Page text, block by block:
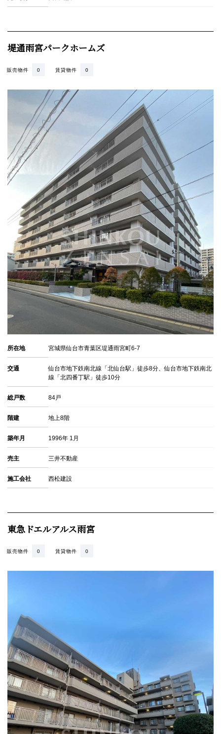
堤通雨宮パークホームズ
賃貸物件 0
販売物件 0
所在地 宮城県仙台市青葉区堤通雨宮町6-7
交通
仙台市地下鉄南北線「北仙台駅」徒歩8分、仙台市地下鉄南北
線「北四番丁駅」徒歩10分
総戸数 84戸
階建 地上8階
築年月 1996年 1月
売主 三井不動産
施工会社 西松建設
東急ドエルアルス雨宮
賃貸物件 0
販売物件 0